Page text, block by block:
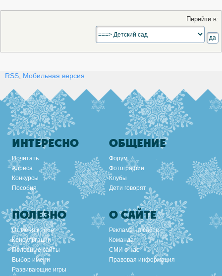
Перейти в:
RSS Мобильная версия
ИНТЕРЕСНО
Почитать
Адреса
Конкурсы
Пособия
ОБЩЕНИЕ
Форум
Фотографии
Клубы
Дети говорят
ПОЛЕЗНО
От меня к тебе
Консультации
Полезные сайты
Выбор имени
Развивающие игры
О САЙТЕ
Реклама на сайте
Команда
СМИ о нас
Правовая информация